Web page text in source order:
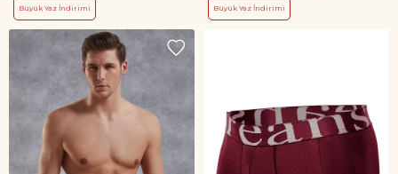
Büyük Yaz İndirimi Büyük Yaz İndirimi